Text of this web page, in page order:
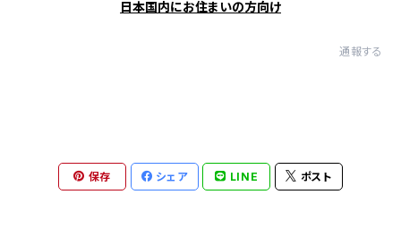
日本国内にお住まいの方向け
通報する
保存 シェア LINE ポスト